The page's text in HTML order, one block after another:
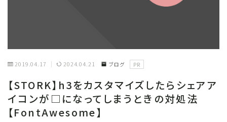
2019.04.17 2024.04.21 ブログ PR
【STORK】h3をカスタマイズしたらシェアア
イコンが□になってしまうときの対処法
【FontAwesome】